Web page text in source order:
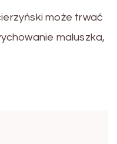
może trwać
maluszka,